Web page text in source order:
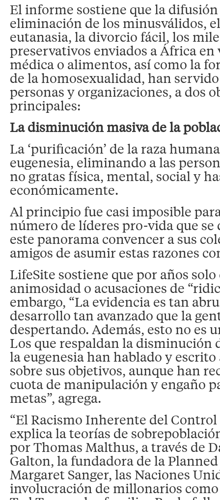
El informe sostiene que la
eliminación de los minusválidos,
eutanasia, la divorcio fácil, los
preservativos enviados a África en
médica o alimentos, así como la
de la homosexualidad, han
personas y organizaciones, a dos
principales:
La disminución masiva de la
La ‘purificación’ de la raza
eugenesia, eliminando a las
no gratas física, mental, social y
económicamente.
Al principio fue casi imposible
número de líderes pro-vida que se
este panorama convencer a sus
amigos de asumir estas razones
LifeSite sostiene que por años
animosidad o acusaciones de
embargo, “La evidencia es tan
desarrollo tan avanzado que la
despertando. Además, esto no es
Los que respaldan la disminución
la eugenesia han hablado y
sobre sus objetivos, aunque han
cuota de manipulación y engaño
metas”, agrega.
“El Racismo Inherente del
explica la teorías de
por Thomas Malthus, a través de
Galton, la fundadora de la
Margaret Sanger, las Naciones
involucración de millonarios